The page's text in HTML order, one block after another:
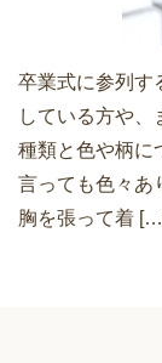
卒業式に参列す
している方や
種類と色や柄に
言っても色々あ
胸を張って着